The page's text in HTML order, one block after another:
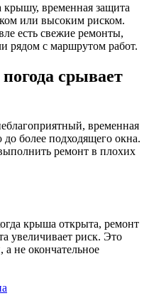
крышу, временная защита
или высоким риском.
есть свежие ремонты,
рядом с маршрутом работ.
срывает
временная
более подходящего окна.
ремонт в плохих
крыша открыта, ремонт
увеличивает риск. Это
а не окончательное